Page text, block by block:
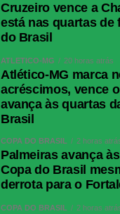
Cruzeiro vence a
está nas quartas de
do Brasil
ATLÉTICO-MG 20 horas atrás
Atlético-MG marca
acréscimos, vence
avança às quartas
Brasil
COPA DO BRASIL 2 horas
Palmeiras avança
Copa do Brasil
derrota para o
COPA DO BRASIL 2 horas